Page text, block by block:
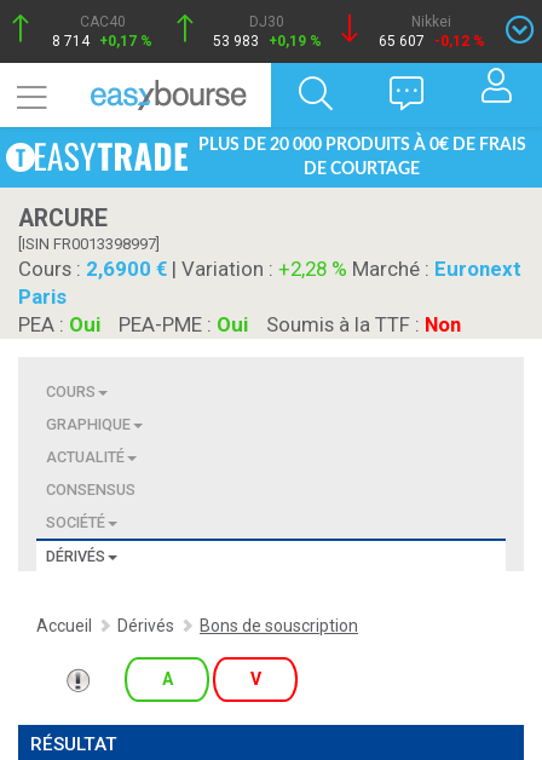
CAC40
8 714 +0,17 %
DJ30
53 983
+0,19 %
Nikkei
65 607
-0,12 %
PLUS DE 20 000 PRODUITS À 0€ DE FRAIS
DE COURTAGE
ARCURE
[ISIN FR0013398997]
Cours : 2,6900 | Variation : +2,28 % Marché : Euronext
Paris
PEA : Oui PEA-PME : Oui Soumis à la TTF : Non
COURS
GRAPHIQUE
ACTUALITÉ
CONSENSUS
SOCIÉTÉ
DÉRIVÉS
Accueil Dérivés Bons de souscription
A V
RÉSULTAT